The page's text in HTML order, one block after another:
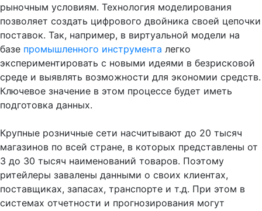
рыночным условиям. Технология моделирования
позволяет создать цифрового двойника своей цепочки
поставок. Так, например, в виртуальной модели на
базе промышленного инструмента легко
экспериментировать с новыми идеями в безрисковой
среде и выявлять возможности для экономии средств.
Ключевое значение в этом процессе будет иметь
подготовка данных.
Крупные розничные сети насчитывают до 20 тысяч
магазинов по всей стране, в которых представлены от
3 до 30 тысяч наименований товаров. Поэтому
ритейлеры завалены данными о своих клиентах,
поставщиках, запасах, транспорте и т.д. При этом в
системах отчетности и прогнозирования могут